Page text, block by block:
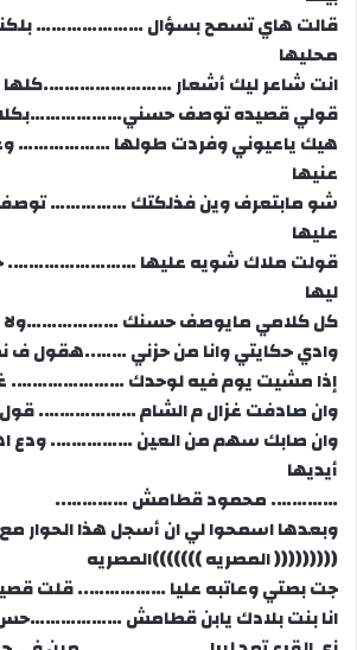
قالت هاي تسمح بسؤال …………………
محليها
انت شاعر ليك أشعار …………………….كلها
قولي قصيده توصف
هيك ياعيوني وفردت طولها ………………
عنيها
شو مابتعرف وين فذلكتك ……………
عليها
قولت ملاك شويه عليها …………………….
ليها
كل كلامي مايوصف حسنك ………………ولا
وادي حكايتي وانا من حزني ……..هقول ف
إذا مشيت يوم فيه لوحدك ………………….
وان صادفت غزال م الشام ………………. قول
وان صابك سهم من العين ……………. ودع
أيديها
…………. محمود قطامش …………..
وبعدها اسمحوا لي ان أسجل هذا الحوار
((((((((( المصريه )))))))المصريه
جت بصتي وعاتبه عليا …………….. قلت
انا بنت بلادك يابن قطامش ………………حس